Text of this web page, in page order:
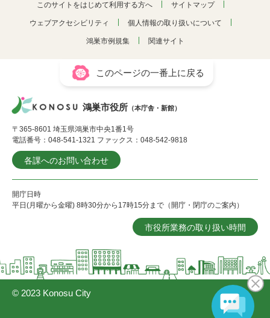
このサイトをはじめて利用する方へ サイトマップ
ウェブアクセシビリティ 個人情報の取り扱いについて
鴻巣市例規集 関連サイト
このページの一番上に戻る
鴻巣市役所 （本庁舎・新館）
〒365-8601 埼玉県鴻巣市中央1番1号
電話番号：048-541-1321 ファックス：048-542-9818
各課へのお問い合わせ
開庁日時
平日(月曜から金曜) 8時30分から17時15分まで（開庁・閉庁のご案内）
市役所業務の取り扱い時間
© 2023 Konosu City